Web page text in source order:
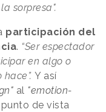
sorpresa".
participación del
. “Ser espectador
en algo o
Y así
al "emotion-
de vista